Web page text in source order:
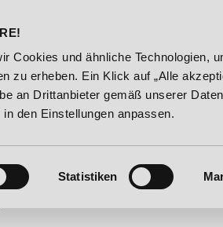
Cookies und ähnliche Technologien,
zu erheben. Ein Klick auf „Alle
an Drittanbieter gemäß unserer
den Einstellungen anpassen.
Statistiken
Unser Karrieretipp der Woche: 25%